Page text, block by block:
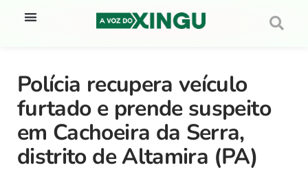
Polícia recupera veículo
furtado e prende suspeito
em Cachoeira da Serra,
distrito de Altamira (PA)